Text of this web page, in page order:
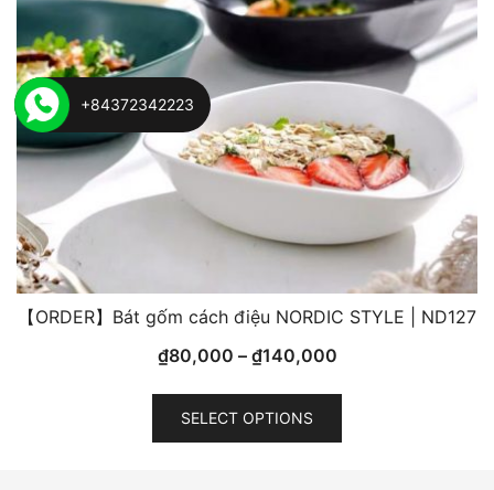
chosen
on
the
product
page
【ORDER】Bát gốm cách điệu NORDIC STYLE | ND127
₫80,000 – ₫140,000
SELECT OPTIONS
This
+84372342223